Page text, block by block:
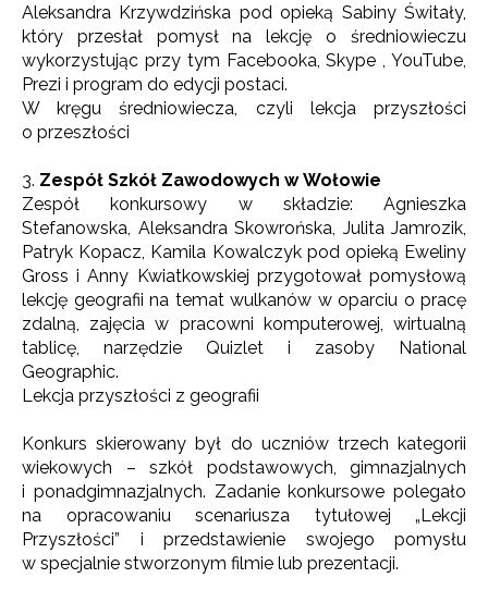
Aleksandra Krzywdzińska pod opieką Sabiny Świtały,
który przesłał pomysł na lekcję o średniowieczu
wykorzystując przy tym Facebooka, Skype , YouTube,
Prezi i program do edycji postaci.
W kręgu średniowiecza, czyli lekcja przyszłości
o przeszłości
3. Zespół Szkół Zawodowych w Wołowie
Zespół konkursowy w składzie: Agnieszka
Stefanowska, Aleksandra Skowrońska, Julita Jamrozik,
Patryk Kopacz, Kamila Kowalczyk pod opieką Eweliny
Gross i Anny Kwiatkowskiej przygotował pomysłową
lekcję geografii na temat wulkanów w oparciu o pracę
zdalną, zajęcia w pracowni komputerowej, wirtualną
tablicę, narzędzie Quizlet i zasoby National
Geographic.
Lekcja przyszłości z geografii
Konkurs skierowany był do uczniów trzech kategorii
wiekowych – szkół podstawowych, gimnazjalnych
i ponadgimnazjalnych. Zadanie konkursowe polegało
na opracowaniu scenariusza tytułowej „Lekcji
Przyszłości” i przedstawienie swojego pomysłu
w specjalnie stworzonym filmie lub prezentacji.